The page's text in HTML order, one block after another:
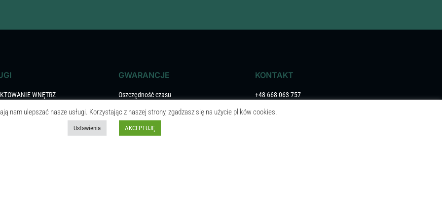
WNĘTRZ
NADZORU
GWARANCJE
Oszczędność czasu
Terminowość
Dostępność
KONTAKT
+48 668 063 757
biuro@remohouse.pl
nam ulepszać nasze usługi. Korzystając z naszej strony, zgadzasz się na użycie plików cookies.
Ustawienia AKCEPTUJĘ